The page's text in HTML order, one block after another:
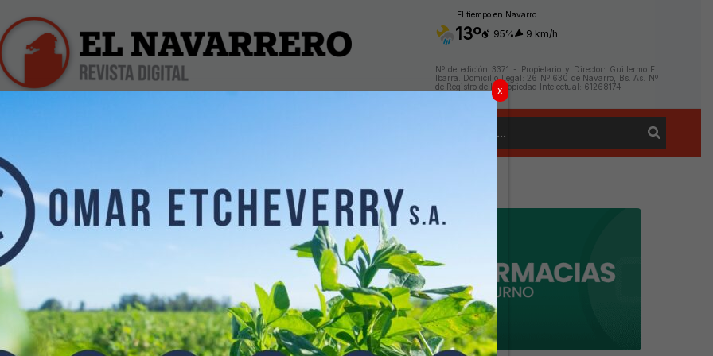
El tiempo en Navarro
13º 95% 9 km/h
Nº de edición 3371 - Propietario y Director: Guillermo F.
Ibarra. Domicilio Legal: 26 Nº 630 de Navarro, Bs. As. Nº
de Registro de la Propiedad Intelectual: 61268174
2017
x